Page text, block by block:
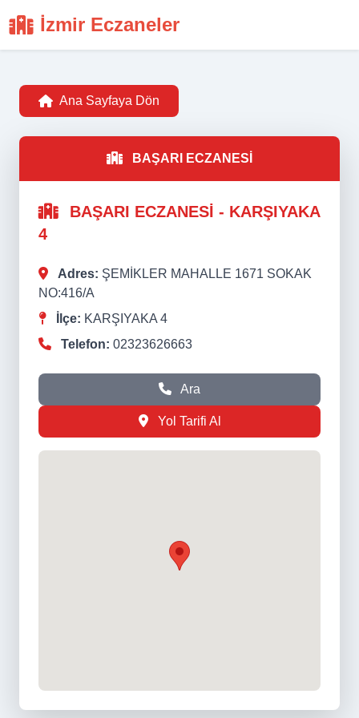
İzmir Eczaneler
Ana Sayfaya Dön
BAŞARI ECZANESİ
BAŞARI ECZANESİ - KARŞIYAKA
4
Adres: ŞEMİKLER MAHALLE 1671 SOKAK
NO:416/A
İlçe: KARŞIYAKA 4
Telefon: 02323626663
Ara
Yol Tarifi Al